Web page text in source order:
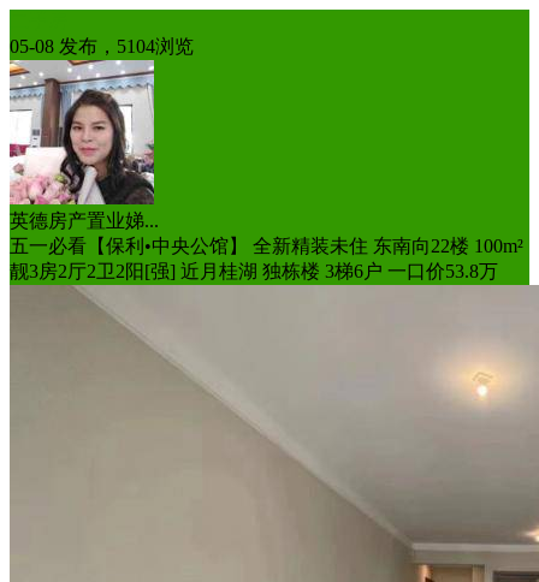
05-08 发布，5104浏览
英德房产置业娣...
五一必看【保利•中央公馆】 全新精装未住 东南向22楼 100m²
靓3房2厅2卫2阳[强] 近月桂湖 独栋楼 3梯6户 一口价53.8万